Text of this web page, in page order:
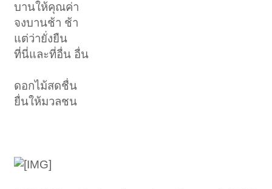
บานให้คุณค่า
จงบานช้า ช้า
แต่ว่ายั่งยืน
ที่นี่และที่อื่น อื่น
ดอกไม้สดชื่น
ยื่นให้มวลชน